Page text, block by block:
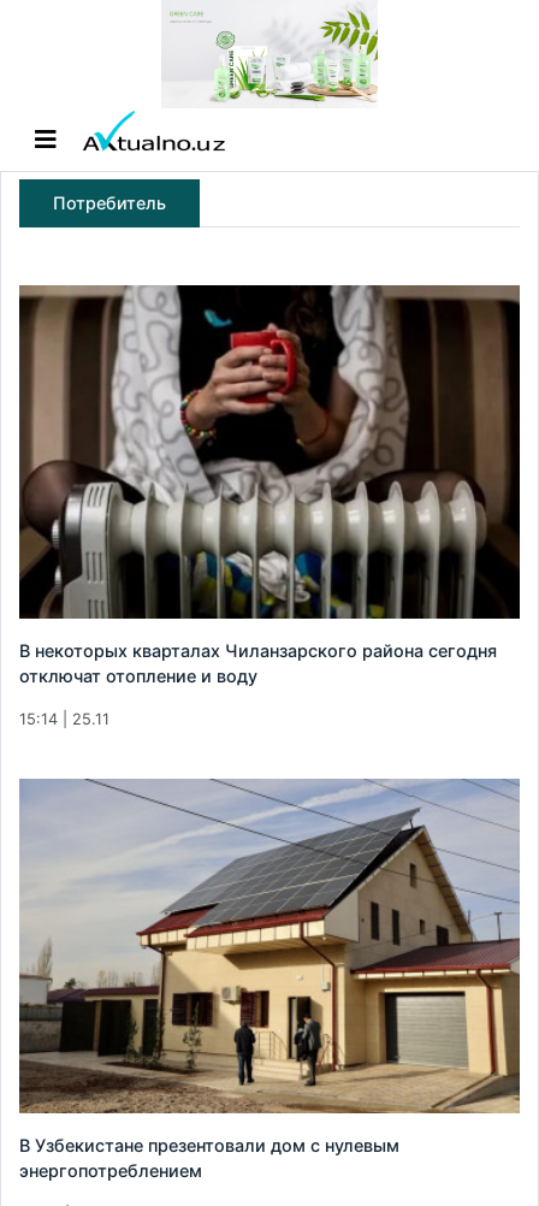
Потребитель
В некоторых кварталах Чиланзарского района сегодня
отключат отопление и воду
15:14 | 25.11
В Узбекистане презентовали дом с нулевым
энергопотреблением